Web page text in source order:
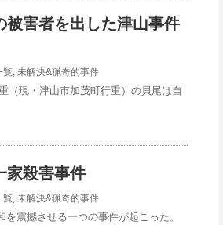
被害者を出した津山事件
覧, 未解決&猟奇的事件
（現・津山市加茂町行重）の貝尾は自
家殺害事件
覧, 未解決&猟奇的事件
震撼させる一つの事件が起こった。